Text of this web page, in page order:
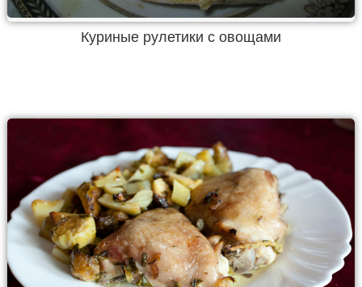
Куриные рулетики с овощами